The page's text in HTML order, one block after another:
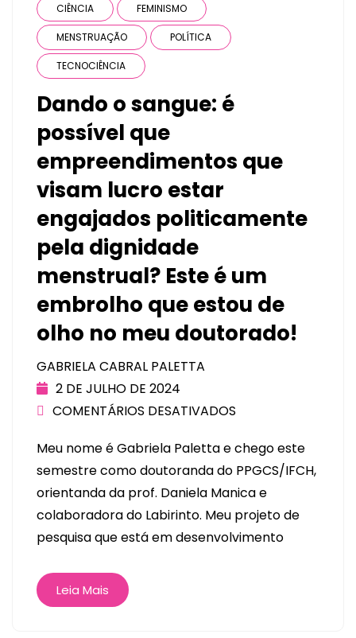
CIÊNCIA FEMINISMO
MENSTRUAÇÃO POLÍTICA
TECNOCIÊNCIA
Dando o sangue: é
possível que
empreendimentos que
visam lucro estar
engajados politicamente
pela dignidade
menstrual? Este é um
embrolho que estou de
olho no meu doutorado!
GABRIELA CABRAL PALETTA
2 DE JULHO DE 2024
COMENTÁRIOS DESATIVADOS
Meu nome é Gabriela Paletta e chego este
semestre como doutoranda do PPGCS/IFCH,
orientanda da prof. Daniela Manica e
colaboradora do Labirinto. Meu projeto de
pesquisa que está em desenvolvimento
Leia Mais